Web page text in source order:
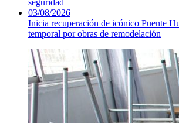
seguridad
03/08/2026
Inicia recuperación de icónico Puente
temporal por obras de remodelación